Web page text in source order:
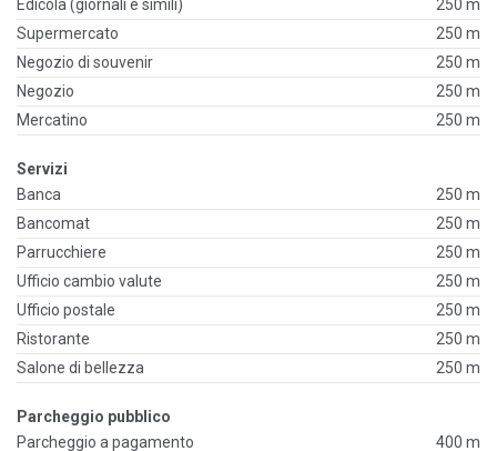
Edicola (giornali e simili)
250 m
Supermercato
250 m
Negozio di souvenir
250 m
Negozio
250 m
Mercatino
250 m
Servizi
Banca
250 m
Bancomat
250 m
Parrucchiere
250 m
Ufficio cambio valute
250 m
Ufficio postale
250 m
Ristorante
250 m
Salone di bellezza
250 m
Parcheggio pubblico
Parcheggio a pagamento
400 m